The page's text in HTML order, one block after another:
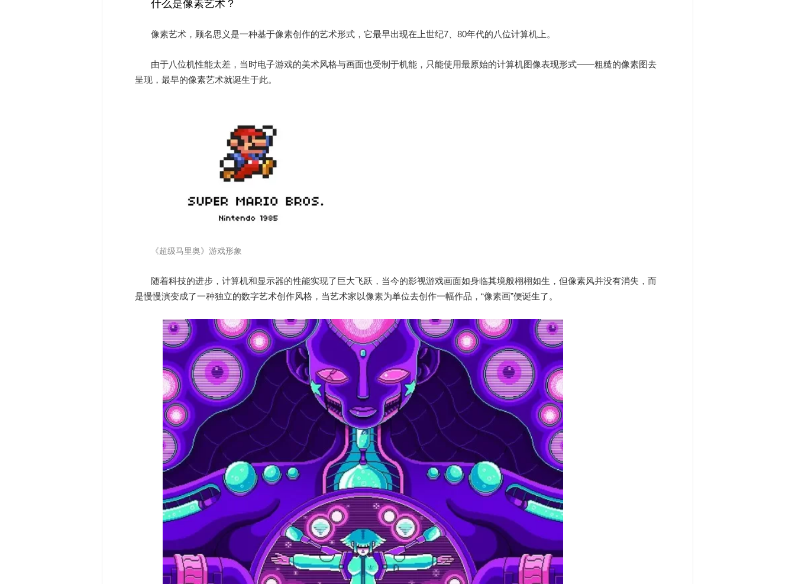
什么是像素艺术？
像素艺术，顾名思义是一种基于像素创作的艺术形式，它最早出现在上世纪7、80年代的八位计算机上。
由于八位机性能太差，当时电子游戏的美术风格与画面也受制于机能，只能使用最原始的计算机图像表现形式——粗糙的像素图去
呈现，最早的像素艺术就诞生于此。
《超级马里奥》游戏形象
随着科技的进步，计算机和显示器的性能实现了巨大飞跃，当今的影视游戏画面如身临其境般栩栩如生，但像素风并没有消失，而
是慢慢演变成了一种独立的数字艺术创作风格，当艺术家以像素为单位去创作一幅作品，“像素画”便诞生了。